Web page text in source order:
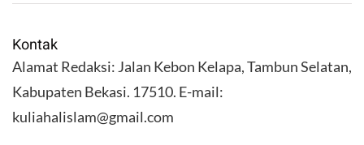
Kontak
Alamat Redaksi: Jalan Kebon Kelapa, Tambun Selatan,
Kabupaten Bekasi. 17510. E-mail:
kuliahalislam@gmail.com